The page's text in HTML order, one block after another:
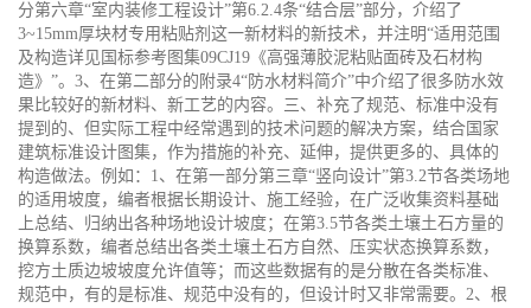
分第六章“室内装修工程设计”第6.2.4条“结合层”部分，介绍了
3~15mm厚块材专用粘贴剂这一新材料的新技术，并注明“适用范围
及构造详见国标参考图集09CJ19《高强薄胶泥粘贴面砖及石材构
造》”。3、在第二部分的附录4“防水材料简介”中介绍了很多防水效
果比较好的新材料、新工艺的内容。三、补充了规范、标准中没有
提到的、但实际工程中经常遇到的技术问题的解决方案，结合国家
建筑标准设计图集，作为措施的补充、延伸，提供更多的、具体的
构造做法。例如：1、在第一部分第三章“竖向设计”第3.2节各类场地
的适用坡度，编者根据长期设计、施工经验，在广泛收集资料基础
上总结、归纳出各种场地设计坡度；在第3.5节各类土壤土石方量的
换算系数，编者总结出各类土壤土石方自然、压实状态换算系数，
挖方土质边坡坡度允许值等；而这些数据有的是分散在各类标准、
规范中，有的是标准、规范中没有的，但设计时又非常需要。2、根